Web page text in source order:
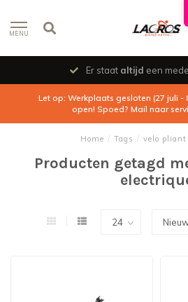
MENU
Er staat altijd een
Let op: Werkplaats gesloten (27 juli -
open! Spoed? Mail naar
Home / Tags / velo pliant
Producten getagd